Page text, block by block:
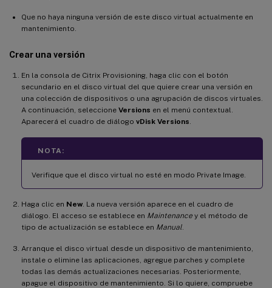
Que no haya ninguna versión de este disco virtual actualmente en
mantenimiento.
Crear una versión
En la consola de Citrix Provisioning, haga clic con el botón
secundario en el disco virtual del que quiere crear una versión en
una colección de dispositivos o una agrupación de discos virtuales.
A continuación, seleccione Versions en el menú contextual.
Aparecerá el cuadro de diálogo vDisk Versions
NOTA:
Verifique que el disco virtual no esté en modo Private Image.
Haga clic en New . La nueva versión aparece en el cuadro de
diálogo. El acceso se establece en Maintenance y el método de
tipo de actualización se establece en Manual
Arranque el disco virtual desde un dispositivo de mantenimiento,
instale o elimine las aplicaciones, agregue parches y complete
todas las demás actualizaciones necesarias. Posteriormente,
apague el dispositivo de mantenimiento. Si lo quiere, compruebe